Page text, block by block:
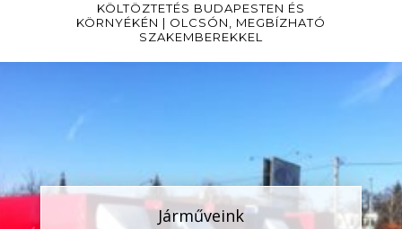
KÖLTÖZTETÉS BUDAPESTEN ÉS
KÖRNYÉKÉN | OLCSÓN, MEGBÍZHATÓ
SZAKEMBEREKKEL
Járműveink